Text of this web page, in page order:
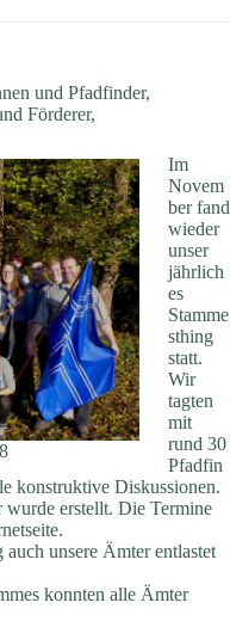
und Pfadfinder,
Förderer,
Im
Novem
ber fand
wieder
unser
jährlich
es
Stamme
sthing
statt.
Wir
tagten
mit
rund 30
Pfadfin
konstruktive Diskussionen.
wurde erstellt. Die Termine
unsere Ämter entlastet
konnten alle Ämter